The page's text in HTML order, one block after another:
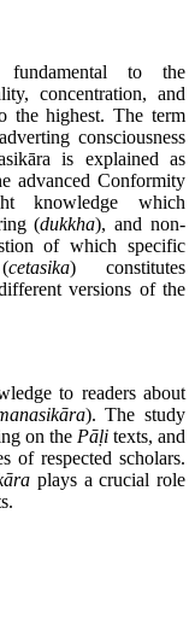
to the
concentration, and
the highest. The term
consciousness
is explained as
advanced Conformity
knowledge which
(dukkha), and non-
of which specific
cetasika) constitutes
versions of the
to readers about
āra). The study
on the Pāḷi texts, and
of respected scholars.
āra plays a crucial role